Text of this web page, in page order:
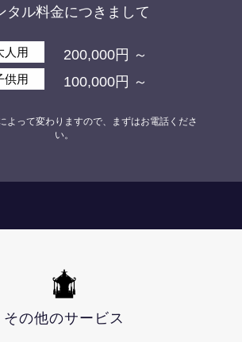
タル料金につきまして
人用 200,000円 ～
供用 100,000円 ～
よって変わりますので、まずはお電話くださ
い。
その他のサービス